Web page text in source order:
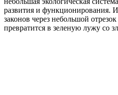
развития и функционирования.
законов через небольшой
превратится в зеленую лужу со